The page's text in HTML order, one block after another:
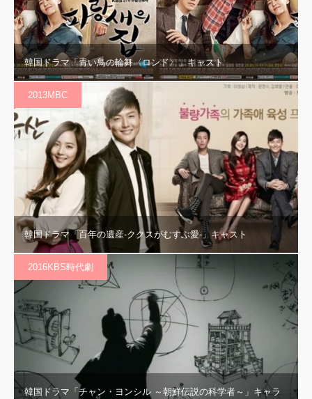
韓国ドラマ「青い鳥の輪舞〈ロンド〉」キャスト
2013MBC
韓国ドラマ「百年の遺産-ククスがむすぶ愛-」キャスト
2016KBS時代劇
韓国ドラマ「チャン・ヨンシル ～朝鮮伝説の科学者～」キャラ